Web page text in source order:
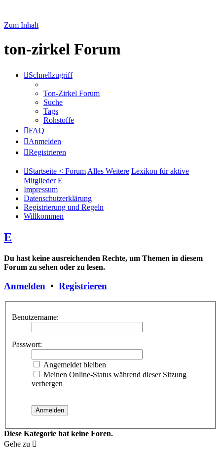
Zum Inhalt
ton-zirkel Forum
Schnellzugriff
Ton-Zirkel Forum
Suche
Tags
Rohstoffe
FAQ
Anmelden
Registrieren
Startseite < Forum Alles Weitere Lexikon für aktive
Mitglieder E
Impressum
Datenschutzerklärung
Registrierung und Regeln
Willkommen
E
Du hast keine ausreichenden Rechte, um Themen in diesem
Forum zu sehen oder zu lesen.
Anmelden • Registrieren
Benutzername:
Passwort:
Angemeldet bleiben
Meinen Online-Status während dieser Sitzung
verbergen
Diese Kategorie hat keine Foren.
Gehe zu